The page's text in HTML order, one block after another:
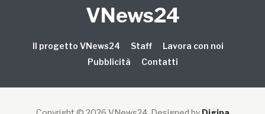
VNews24
Il progetto VNews24 Staff
Lavora con noi
Pubblicità
Contatti